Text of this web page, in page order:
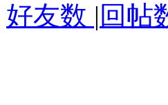
好友数 | 回帖